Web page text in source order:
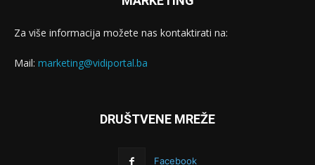
Za više informacija možete nas kontaktirati na:
Mail: marketing@vidiportal.ba
DRUŠTVENE MREŽE
Facebook